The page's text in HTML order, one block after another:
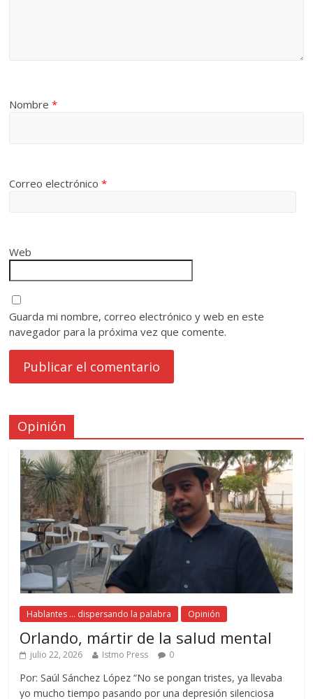
Nombre*
Correo electrónico*
Web
Guarda mi nombre, correo electrónico y web en este
navegador para la próxima vez que comente.
Opinión
Hablantes ... dispersando la palabra Opinión
Orlando, mártir de la salud mental
julio 22, 2026 Istmo Press 0
Por: Saúl Sánchez López “No se pongan tristes, ya llevaba
yo mucho tiempo pasando por una depresión silenciosa